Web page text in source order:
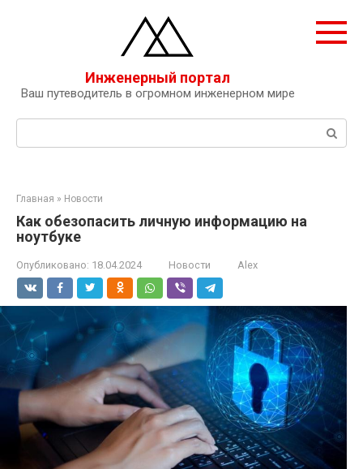
Инженерный портал
Ваш путеводитель в огромном инженерном мире
Поиск:
Главная » Новости
Как обезопасить личную информацию на
ноутбуке
Опубликовано: 18.04.2024 Новости Alex